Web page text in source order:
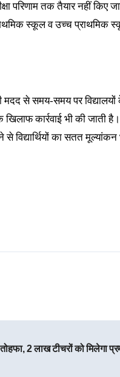
परिणाम तक तैयार नहीं किए
स्कूल व उच्च प्राथमिक
मदद से समय-समय पर
खिलाफ कार्रवाई भी की जाती
विद्यार्थियों का सतत मूल्यांकन
2 लाख टीचरों को मिलेगा